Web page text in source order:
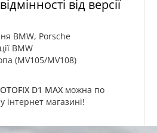
від версії
BMW, Porsche
BMW
(MV105/MV108)
D1 MAX можна по
інтернет магазині!